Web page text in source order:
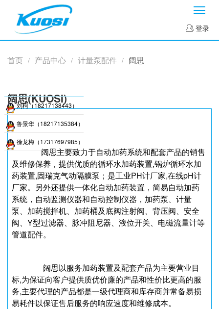
登录
首页 / 产品中心 / 计量泵配件 / 阔思
阔思(KUOSI)
阔思主要致力于自动加药系统和配套产品的销售
及维修保养，提供优质的循环水加药装置,锅炉循环水加
药装置,固瑞克气动隔膜泵；是工业PH计厂家,在线pH计
厂家。另外还提供一体化自动加药装置，简易自动加药
系统，自动监测仪器和自动控制仪器，加药泵、计量
泵、加药搅拌机、加药桶及底阀注射阀、背压阀、安全
阀、Y型过滤器、脉冲阻尼器、液位开关、电磁流量计等
管道配件。
阔思以服务加药装置及配套产品为主要营业目
标,为保证向客户提供质优价廉的产品和性价比更高的服
务,主要代理的产品都是一级代理商和库存商并常备易损
易耗件以保证售后服务的响应速度和维修成本。
刘柯（18217138443）
鲁景华（18217135384）
徐龙梅（17317697985）